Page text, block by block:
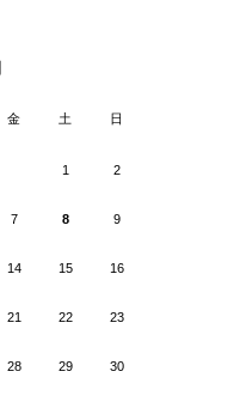
金 土 日
1 2
7 8 9
14 15 16
21 22 23
28 29 30